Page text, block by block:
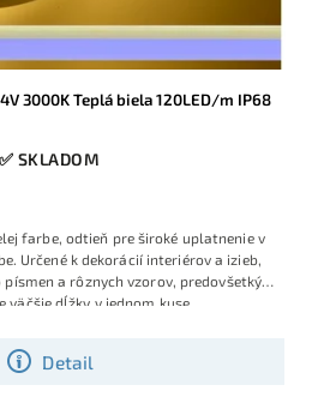
3000K Teplá biela 120LED/m IP68
✅ SKLADOM
Detail
farbe, odtieň pre široké uplatnenie v
Určené k dekorácií interiérov a izieb,
a rôznych vzorov, predovšetkým
väčšie dĺžky v jednom kuse.